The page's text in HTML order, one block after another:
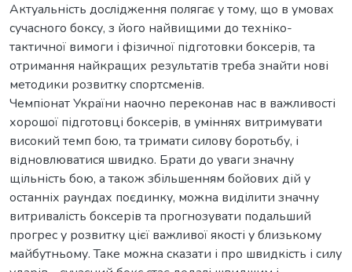
Актуальність дослідження полягає у тому, що в умовах
сучасного боксу, з його найвищими до техніко-
тактичної вимоги і фізичної підготовки боксерів, та
отримання найкращих результатів треба знайти нові
методики розвитку спортсменів.
Чемпіонат України наочно переконав нас в важливості
хорошої підготовці боксерів, в уміннях витримувати
високий темп бою, та тримати силову боротьбу, і
відновлюватися швидко. Брати до уваги значну
щільність бою, а також збільшенням бойових дій у
останніх раундах поєдинку, можна виділити значну
витривалість боксерів та прогнозувати подальший
прогрес у розвитку цієї важливої якості у близькому
майбутньому. Таке можна сказати і про швидкість і силу